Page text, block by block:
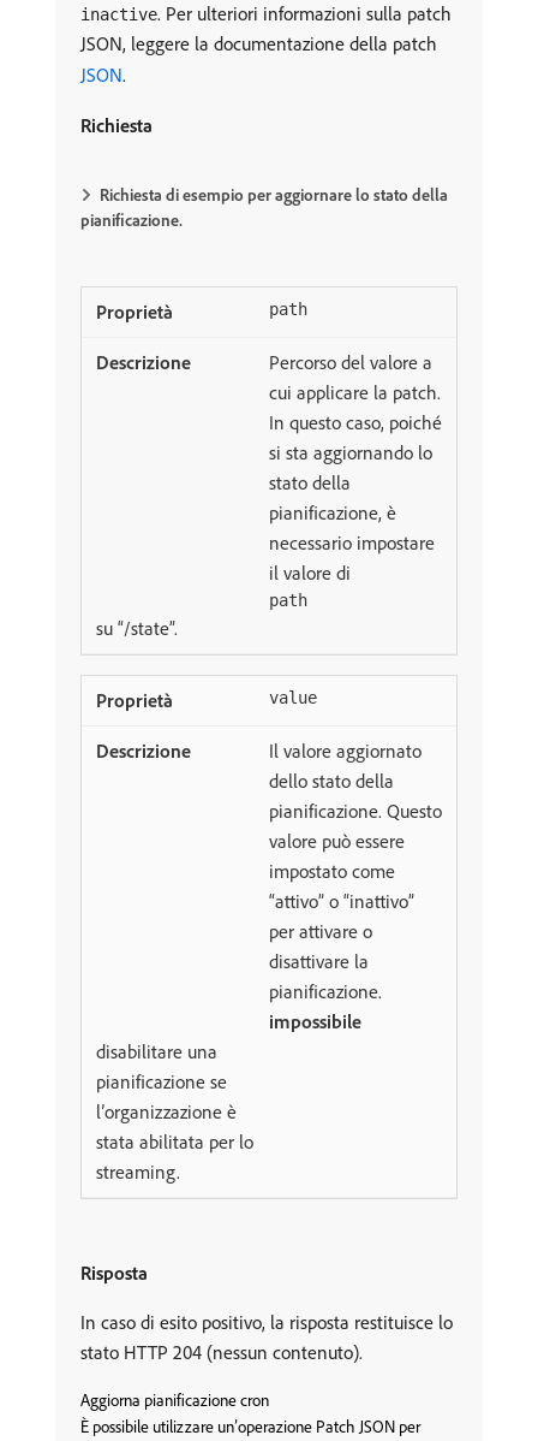
inactive. Per ulteriori informazioni sulla patch
JSON, leggere la documentazione della patch
JSON.
Richiesta
Richiesta di esempio per aggiornare lo stato della
pianificazione.
path
Percorso del valore a
cui applicare la patch.
In questo caso, poiché
si sta aggiornando lo
stato della
pianificazione, è
necessario impostare
il valore di
path
su “/state”.
value
Il valore aggiornato
dello stato della
pianificazione. Questo
valore può essere
impostato come
“attivo” o “inattivo”
per attivare o
disattivare la
pianificazione.
impossibile
disabilitare una
pianificazione se
l’organizzazione è
stata abilitata per lo
streaming.
Risposta
In caso di esito positivo, la risposta restituisce lo
stato HTTP 204 (nessun contenuto).
Aggiorna pianificazione cron
È possibile utilizzare un’operazione Patch JSON per